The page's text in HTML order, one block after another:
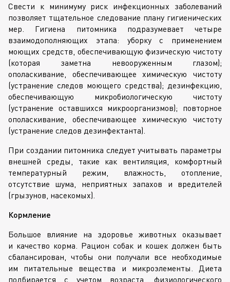
Свести к минимуму риск инфекционных заболеваний
позволяет тщательное следование плану гигиенических
мер. Гигиена питомника подразумевает четыре
взаимодополняющих этапа: уборку с применением
моющих средств, обеспечивающую физическую чистоту
(которая заметна невооруженным глазом);
ополаскивание, обеспечивающее химическую чистоту
(устранение следов моющего средства); дезинфекцию,
обеспечивающую микробиологическую чистоту
(устранение оставшихся микроорганизмов); повторное
ополаскивание, обеспечивающее химическую чистоту
(устранение следов дезинфектанта).
При создании питомника следует учитывать параметры
внешней среды, такие как вентиляция, комфортный
температурный режим, влажность, отопление,
отсутствие шума, неприятных запахов и вредителей
(грызунов, насекомых).
Кормление
Большое влияние на здоровье животных оказывает
и качество корма. Рацион собак и кошек должен быть
сбалансирован, чтобы они получали все необходимые
им питательные вещества и микроэлементы. Диета
подбирается с учетом возраста, физиологического